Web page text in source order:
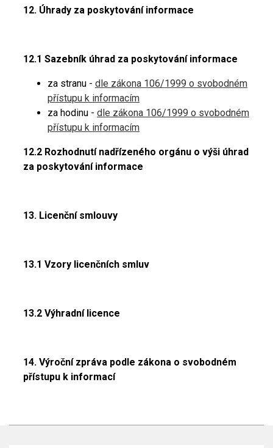
12. Úhrady za poskytování informace
12.1 Sazebník úhrad za poskytování informace
za stranu - dle zákona 106/1999 o svobodném
přístupu k informacím
za hodinu - dle zákona 106/1999 o svobodném
přístupu k informacím
12.2 Rozhodnutí nadřízeného orgánu o výši úhrad
za poskytování informace
13. Licenční smlouvy
13.1 Vzory licenčních smluv
13.2 Výhradní licence
14. Výroční zpráva podle zákona o svobodném
přístupu k informací